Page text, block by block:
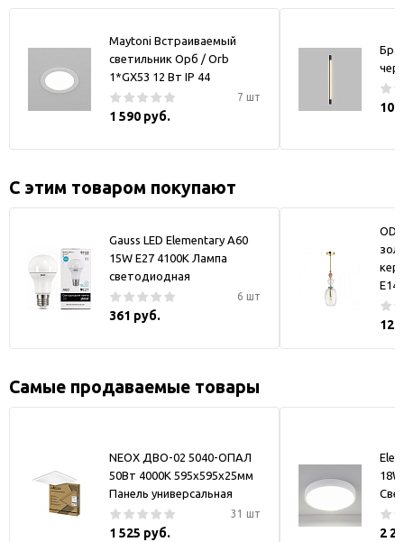
Maytoni Встраиваемый
светильник Орб / Orb
1*GX53 12 Вт IP 44
7 шт
1 590 руб.
Бра
10
С этим товаром покупают
Gauss LED Elementary A60
15W E27 4100K Лампа
светодиодная
6 шт
361 руб.
E14
12
Самые продаваемые товары
NEOX ДВО-02 5040-ОПАЛ
50Вт 4000К 595х595х25мм
Панель универсальная
31 шт
1 525 руб. 2